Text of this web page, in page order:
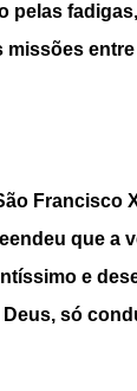
missões
que a
e
só